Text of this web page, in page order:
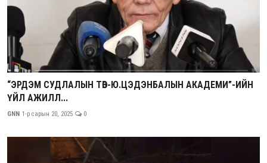
“ЭРДЭМ СУДЛАЛЫН ТӨВ-Ю.ЦЭДЭНБАЛЫН АКАДЕМИ”-ИЙН
ҮЙЛ АЖИЛЛ...
GNN 1-р сарын 20, 2025 0